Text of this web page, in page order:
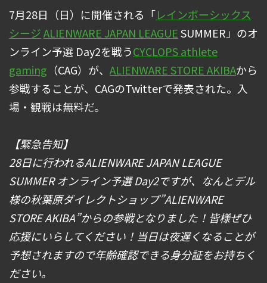
7月28日（日）に開催される「レインボーシックス
シージALIENWARE JAPAN LEAGUESUMMER」のオ
ンライン予選 Day2を戦うCYCLOPS athlete
gaming （CAG）が、 ALIENWARE STORE AKIBAから
参戦することが、CAGのTwitterで発表された。入
場・観戦は無料だ。
【緊急告知】
28日に行われるALIENWARE JAPAN LEAGUE
SUMMER オンライン予選 Day2ですが、なんとデル
様の秋葉原ダイレクトショップ”ALIENWARE
STORE AKIBA”からの参戦となりました！皆様ぜひ
応援にいらしてください！当日は夜遅くなることが
予想されますので年齢確認できる身分証をお持ちく
ださい。